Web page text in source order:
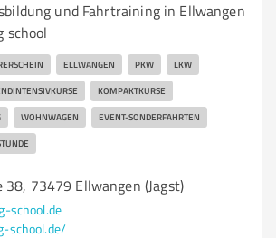
und Fahrtraining in Ellwangen
school
ELLWANGEN PKW LKW
KOMPAKTKURSE
WOHNWAGEN EVENT-SONDERFAHRTEN
73479 Ellwangen (Jagst)
school.de
school.de/